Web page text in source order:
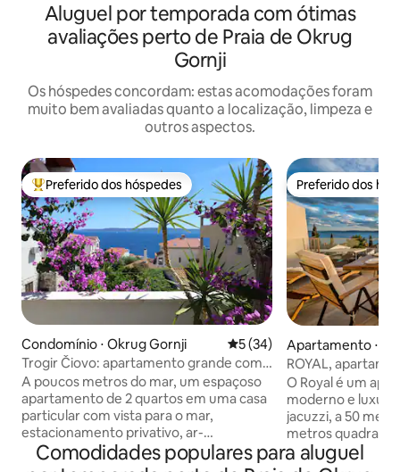
Aluguel por temporada com ótimas
avaliações perto de Praia de Okrug
Gornji
Os hóspedes concordam: estas acomodações foram
muito bem avaliadas quanto a localização, limpeza e
outros aspectos.
Entre os melhores preferidos dos hóspedes
Preferido dos hóspedes
Condomínio ⋅ Okrug Gornji 5 de uma avaliação média
5 (34)
Trogir Čiovo: apartamento grande com
vista para o mar, perto do mar
A poucos metros do mar, um espaçoso
apartamento de 2 quartos em uma casa
particular com vista para o mar,
estacionamento privativo, ar-
condicionado, Wi-Fi, terraço com vista
para o mar, churrasqueira, cozinha
Preferido dos
Preferido dos
Apartamento ⋅
ROYAL,
para o mar e
O Royal é um
moderno e
jacuzzi, a 50
metros
metros
uma sala de
Comodidades populares para aluguel